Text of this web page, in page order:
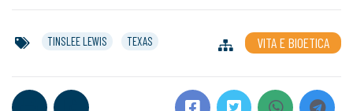
TINSLEE LEWIS TEXAS VITA E BIOETICA